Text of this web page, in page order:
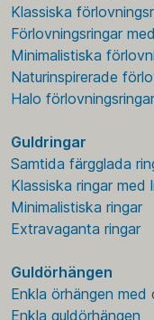
Klassiska
Förlovningsringar
Minimalistiska
Naturinspirerade
Halo förlovningsringar
Guldringar
Samtida färgglada
Klassiska ringar med
Minimalistiska ringar
Extravaganta ringar
Guldörhängen
Enkla örhängen med
Enkla guldörhängen